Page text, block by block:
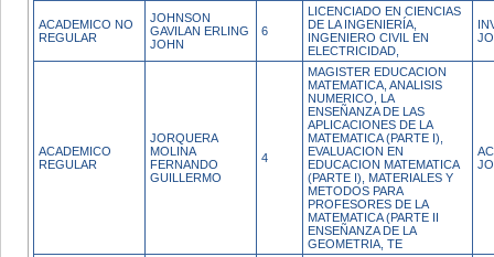
ACADEMICO NO
REGULAR
JOHNSON
GAVILAN ERLING
JOHN
6
LICENCIADO EN CIENCIAS
DE LA INGENIERÍA,
INGENIERO CIVIL EN
ELECTRICIDAD,
ACADEMICO
REGULAR
JORQUERA
MOLINA
FERNANDO
GUILLERMO
4
MAGISTER EDUCACION
MATEMATICA, ANALISIS
NUMERICO, LA
ENSEÑANZA DE LAS
APLICACIONES DE LA
MATEMATICA (PARTE I),
EVALUACION EN
EDUCACION MATEMATICA
(PARTE I), MATERIALES Y
METODOS PARA
PROFESORES DE LA
MATEMATICA (PARTE II
ENSEÑANZA DE LA
GEOMETRIA, TE